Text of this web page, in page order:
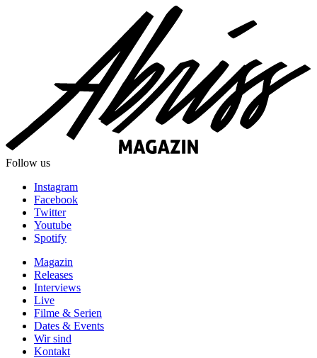
Follow us
Instagram
Facebook
Twitter
Youtube
Spotify
Magazin
Releases
Interviews
Live
Filme & Serien
Dates & Events
Wir sind
Kontakt